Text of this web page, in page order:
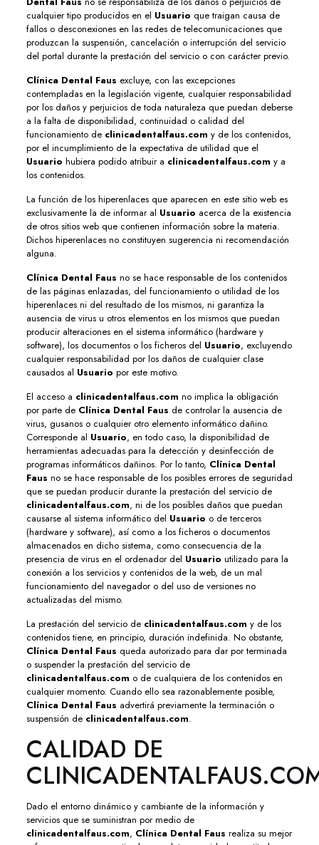
cualquier tipo producidos en el Usuario que traigan causa de
fallos o desconexiones en las redes de telecomunicaciones que
produzcan la suspensión, cancelación o interrupción del servicio
del portal durante la prestación del servicio o con carácter previo.
Clínica Dental Faus excluye, con las excepciones
contempladas en la legislación vigente, cualquier responsabilidad
por los daños y perjuicios de toda naturaleza que puedan deberse
a la falta de disponibilidad, continuidad o calidad del
funcionamiento de clinicadentalfaus.com y de los contenidos,
por el incumplimiento de la expectativa de utilidad que el
Usuario hubiera podido atribuir a clinicadentalfaus.com y a
los contenidos.
La función de los hiperenlaces que aparecen en este sitio web es
exclusivamente la de informar al Usuario acerca de la existencia
de otros sitios web que contienen información sobre la materia.
Dichos hiperenlaces no constituyen sugerencia ni recomendación
alguna.
Clínica Dental Faus no se hace responsable de los contenidos
de las páginas enlazadas, del funcionamiento o utilidad de los
hiperenlaces ni del resultado de los mismos, ni garantiza la
ausencia de virus u otros elementos en los mismos que puedan
producir alteraciones en el sistema informático (hardware y
software), los documentos o los ficheros del Usuario, excluyendo
cualquier responsabilidad por los daños de cualquier clase
causados al Usuario por este motivo.
El acceso a clinicadentalfaus.com no implica la obligación
por parte de Clínica Dental Faus de controlar la ausencia de
virus, gusanos o cualquier otro elemento informático dañino.
Corresponde al Usuario, en todo caso, la disponibilidad de
herramientas adecuadas para la detección y desinfección de
programas informáticos dañinos. Por lo tanto, Clínica Dental
Faus no se hace responsable de los posibles errores de seguridad
que se puedan producir durante la prestación del servicio de
clinicadentalfaus.com, ni de los posibles daños que puedan
causarse al sistema informático del Usuario o de terceros
(hardware y software), así como a los ficheros o documentos
almacenados en dicho sistema, como consecuencia de la
presencia de virus en el ordenador del Usuario utilizado para la
conexión a los servicios y contenidos de la web, de un mal
funcionamiento del navegador o del uso de versiones no
actualizadas del mismo.
La prestación del servicio de clinicadentalfaus.com y de los
contenidos tiene, en principio, duración indefinida. No obstante,
Clínica Dental Faus queda autorizado para dar por terminada
o suspender la prestación del servicio de
clinicadentalfaus.com o de cualquiera de los contenidos en
cualquier momento. Cuando ello sea razonablemente posible,
Clínica Dental Faus advertirá previamente la terminación o
suspensión de clinicadentalfaus.com.
CALIDAD DE
Dado el entorno dinámico y cambiante de la información y
servicios que se suministran por medio de
clinicadentalfaus.com, Clínica Dental Faus realiza su mejor